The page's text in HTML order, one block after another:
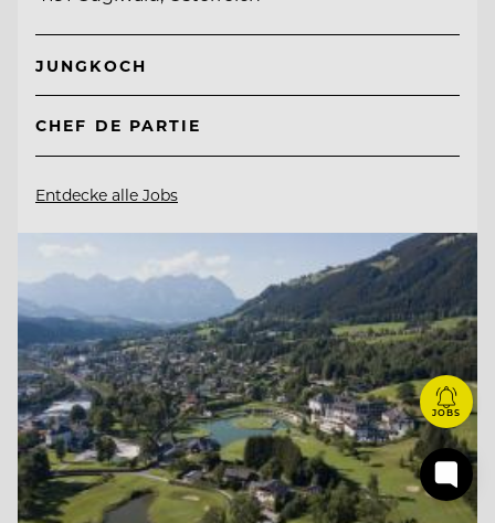
JUNGKOCH
CHEF DE PARTIE
Entdecke alle Jobs
JOBS